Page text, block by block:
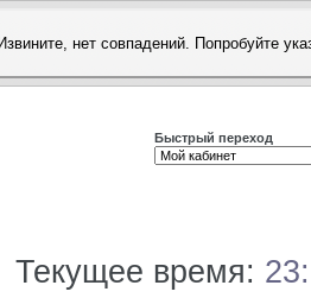
Извините, нет совпадений. Попробуйте
Быстрый переход
Текущее время: